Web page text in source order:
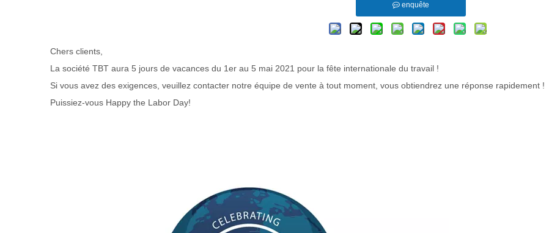
enquête
Chers clients,
La société TBT aura 5 jours de vacances du 1er au 5 mai 2021 pour la fête internationale du travail !
Si vous avez des exigences, veuillez contacter notre équipe de vente à tout moment, vous obtiendrez une réponse rapidement !
Puissiez-vous Happy the Labor Day!